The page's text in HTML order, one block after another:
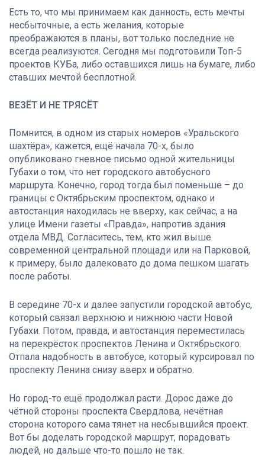
Есть то, что мы принимаем как данность, есть мечты
несбыточные, а есть желания, которые
преображаются в планы, вот только последние не
всегда реализуются. Сегодня мы подготовили Топ-5
проектов КУБа, либо оставшихся лишь на бумаге, либо
ставших мечтой бесплотной.
ВЕЗЁТ И НЕ ТРЯСЁТ
Помнится, в одном из старых номеров «Уральского
шахтёра», кажется, ещё начала 70-х, было
опубликовано гневное письмо одной жительницы
Губахи о том, что нет городского автобусного
маршрута. Конечно, город тогда был поменьше – до
границы с Октябрьским проспектом, однако и
автостанция находилась не вверху, как сейчас, а на
улице Имени газеты «Правда», напротив здания
отдела МВД. Согласитесь, тем, кто жил выше
современной центральной площади или на Парковой,
к примеру, было далековато до дома пешком шагать
после работы.
В середине 70-х и далее запустили городской автобус,
который связал верхнюю и нижнюю части Новой
Губахи. Потом, правда, и автостанция переместилась
на перекрёсток проспектов Ленина и Октябрьского.
Отпала надобность в автобусе, который курсировал по
проспекту Ленина снизу вверх и обратно.
Но город-то ещё продолжал расти. Дорос даже до
чётной стороны проспекта Свердлова, нечётная
сторона которого сама тянет на несбывшийся проект.
Вот бы доделать городской маршрут, порадовать
людей, но дальше что-то пошло не так.